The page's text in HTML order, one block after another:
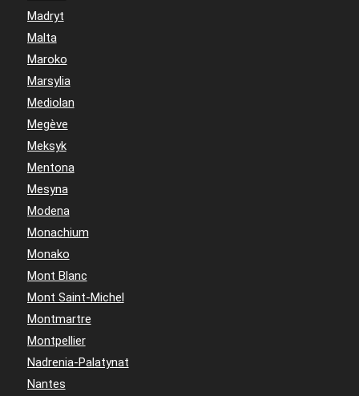
Madryt
Malta
Maroko
Marsylia
Mediolan
Megève
Meksyk
Mentona
Mesyna
Modena
Monachium
Monako
Mont Blanc
Mont Saint-Michel
Montmartre
Montpellier
Nadrenia-Palatynat
Nantes